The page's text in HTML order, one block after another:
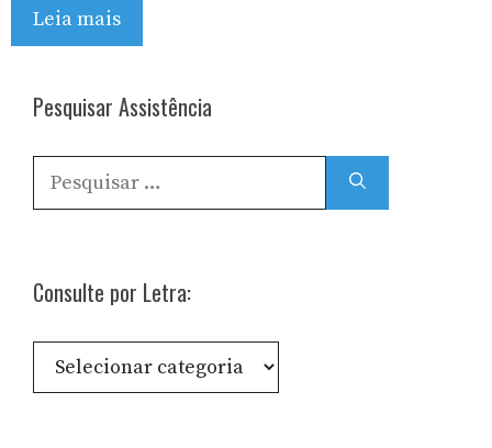
Leia mais
Pesquisar Assistência
Pesquisar
por:
Consulte por Letra:
Consulte